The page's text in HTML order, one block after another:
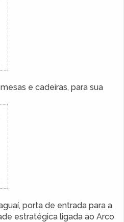
e cadeiras, para sua
porta de entrada para a
estratégica ligada ao Arco